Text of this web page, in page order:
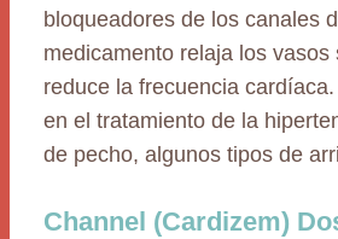
bloqueadores de los canales
medicamento relaja los vasos
reduce la frecuencia
en el tratamiento de la
de pecho, algunos tipos de
Channel (Cardizem)